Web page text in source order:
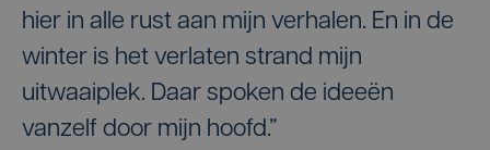
hier in alle rust aan mijn verhalen. En in de
winter is het verlaten strand mijn
uitwaaiplek. Daar spoken de ideeën
vanzelf door mijn hoofd.”